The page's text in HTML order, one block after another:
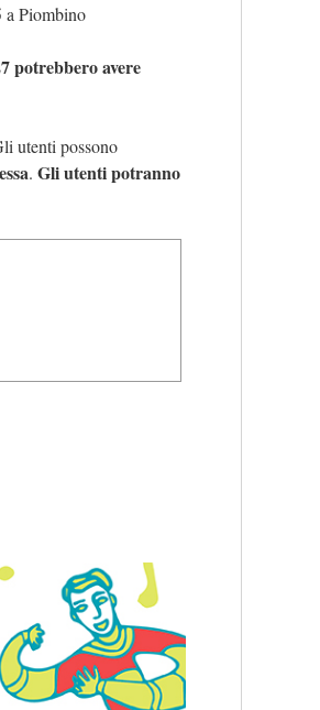
a Piombino
potrebbero avere
utenti possono
. Gli utenti potranno